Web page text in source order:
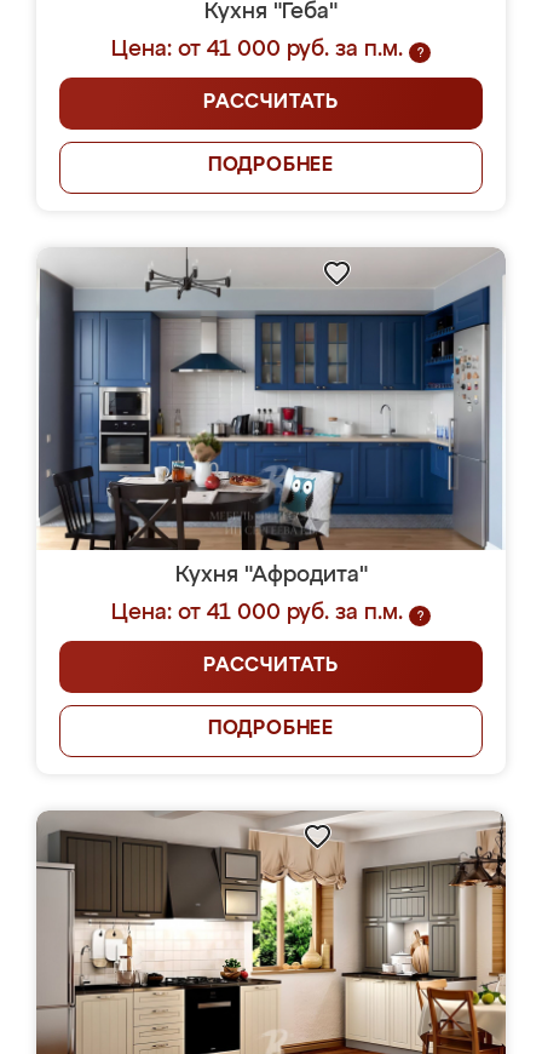
Кухня "Геба"
Цена: от 41 000 руб. за п.м.
?
РАССЧИТАТЬ
ПОДРОБНЕЕ
Кухня "Афродита"
Цена: от 41 000 руб. за п.м.
?
РАССЧИТАТЬ
ПОДРОБНЕЕ